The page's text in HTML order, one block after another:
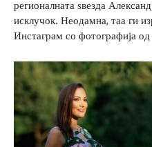
регионалната ѕвезда
исклучок. Неодамна, таа ги
Инстаграм со фотографија